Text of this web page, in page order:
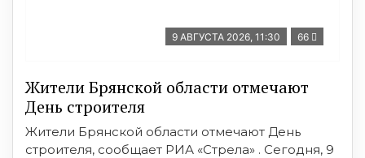
9 АВГУСТА 2026, 11:30 66
Жители Брянской области отмечают
День строителя
Жители Брянской области отмечают День
строителя, сообщает РИА «Стрела» . Сегодня, 9